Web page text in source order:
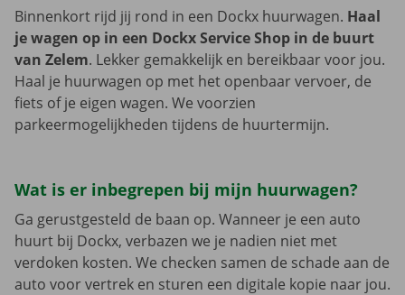
Binnenkort rijd jij rond in een Dockx huurwagen. Haal
je wagen op in een Dockx Service Shop in de buurt
van Zelem. Lekker gemakkelijk en bereikbaar voor jou.
Haal je huurwagen op met het openbaar vervoer, de
fiets of je eigen wagen. We voorzien
parkeermogelijkheden tijdens de huurtermijn.
Wat is er inbegrepen bij mijn huurwagen?
Ga gerustgesteld de baan op. Wanneer je een auto
huurt bij Dockx, verbazen we je nadien niet met
verdoken kosten. We checken samen de schade aan de
auto voor vertrek en sturen een digitale kopie naar jou.